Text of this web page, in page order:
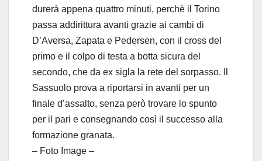
durerà appena quattro minuti, perchè il Torino
passa addirittura avanti grazie ai cambi di
D’Aversa, Zapata e Pedersen, con il cross del
primo e il colpo di testa a botta sicura del
secondo, che da ex sigla la rete del sorpasso. Il
Sassuolo prova a riportarsi in avanti per un
finale d’assalto, senza però trovare lo spunto
per il pari e consegnando così il successo alla
formazione granata.
– Foto Image –